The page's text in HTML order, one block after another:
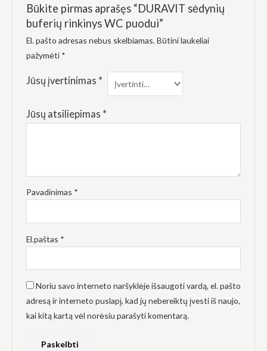
Būkite pirmas aprašęs “DURAVIT sėdynių
buferių rinkinys WC puodui”
El. pašto adresas nebus skelbiamas.Būtini laukeliai
pažymėti *
Jūsų įvertinimas *
Jūsų atsiliepimas *
Pavadinimas *
El.paštas *
Noriu savo interneto naršyklėje išsaugoti vardą, el. pašto
adresą ir interneto puslapį, kad jų nebereiktų įvesti iš naujo,
kai kitą kartą vėl norėsiu parašyti komentarą.
Rinkodara
Dalindamiesi
savo
elgesiu, kai
mūsų
svetainėje,
galimybę
pamatyti